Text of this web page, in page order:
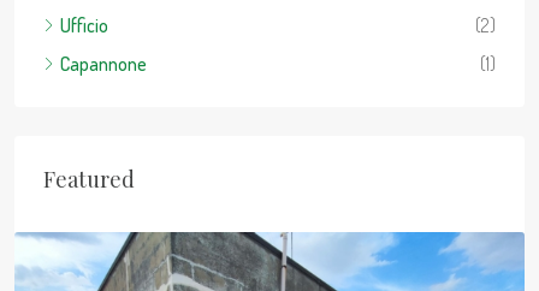
Ufficio
(2)
Capannone
(1)
Featured